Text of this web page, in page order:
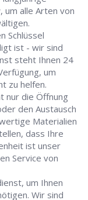
um alle Arten von
Schlüssel
ist - wir sind
steht Ihnen 24
um
zu helfen.
nur die Öffnung
den Austausch
Materialien
dass Ihre
ist unser
Service von
um Ihnen
Wir sind